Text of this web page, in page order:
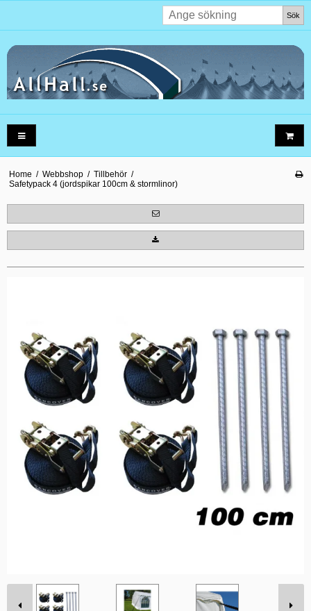
Sök
Home / Webbshop / Tillbehör /
Safetypack 4 (jordspikar 100cm & stormlinor)